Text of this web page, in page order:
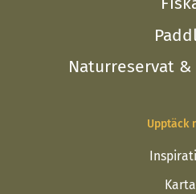
Naturreservat
Upptäck
Karta